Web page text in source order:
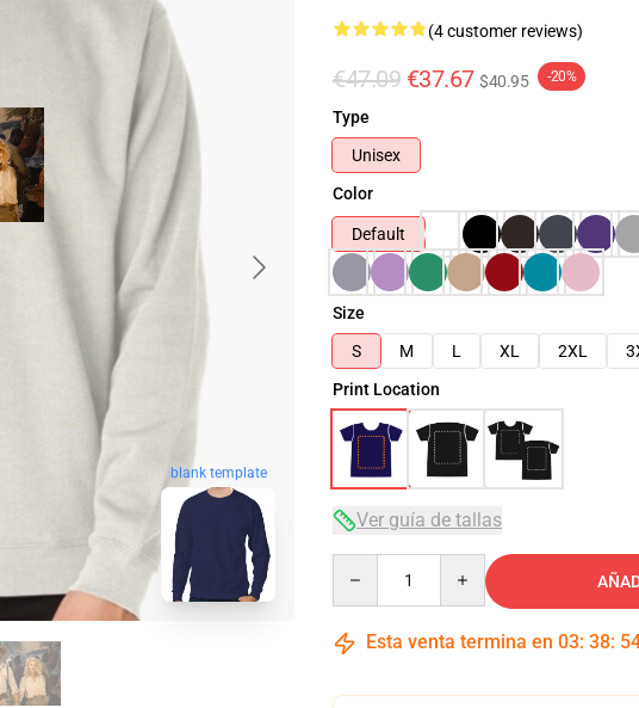
blank template
(4 customer reviews)
€47.09 €37.67 $40.95 -20%
Type
Unisex
Color
Default
Size
S
M L XL 2XL
Print Location
Ver guía de tallas
Esta venta termina en 03: 38: